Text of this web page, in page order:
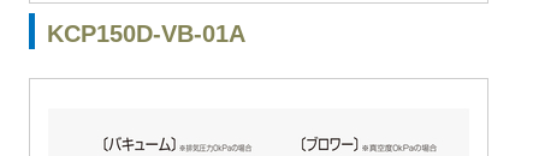
KCP150D-VB-01A